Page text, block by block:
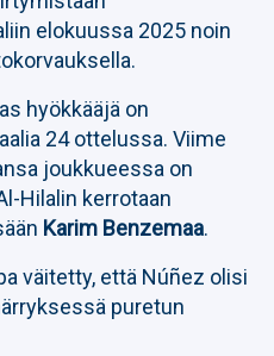
elokuussa 2025 noin
hyökkääjä on
24 ottelussa. Viime
joukkueessa on
Hilalin kerrotaan
Karim Benzemaa.
väitetty, että Núñez olisi
puretun